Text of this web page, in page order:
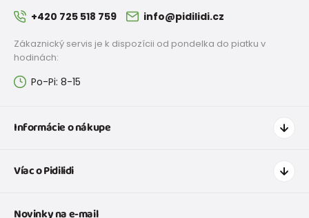
140
146
164
+420 725 518 759 info@pidilidi.cz
Zákaznický servis je k dispozícii od pondelka do piatku v
hodinách:
Po-Pi: 8-15
Informácie o nákupe
Doprava a platba
Tabuľka veľkostí obuvi
Víac o Pidilidi
Novinky na e-mail